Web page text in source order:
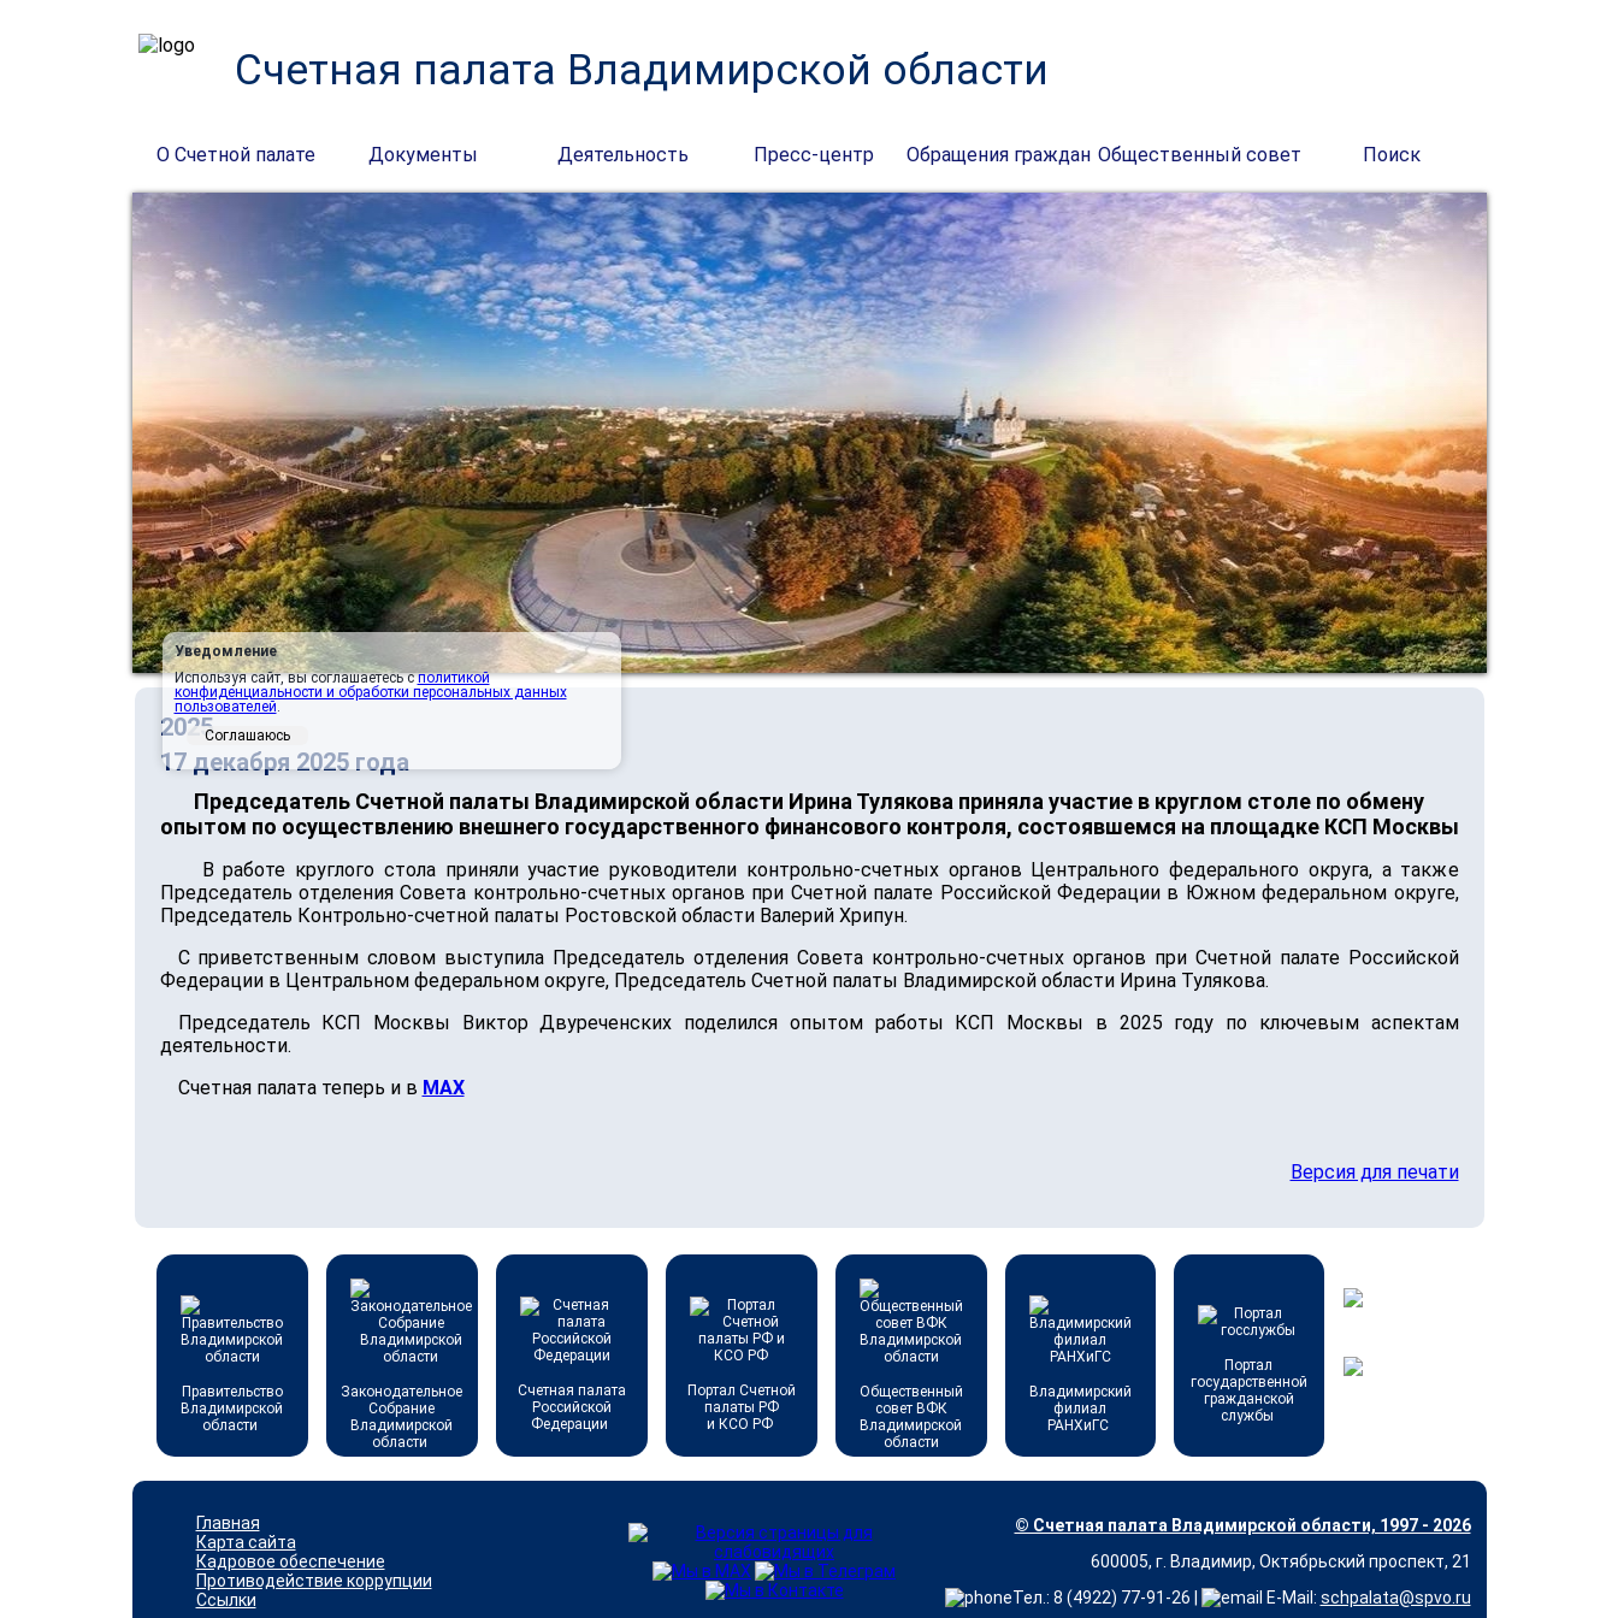
Счетная палата Владимирской области
О Счетной палате Документы Деятельность Пресс-центр Обращения граждан Общественный совет Поиск
2025
17 декабря 2025 года
Председатель Счетной палаты Владимирской области Ирина Тулякова приняла участие в круглом столе по обмену
опытом по осуществлению внешнего государственного финансового контроля, состоявшемся на площадке КСП Москвы
В работе круглого стола приняли участие руководители контрольно-счетных органов Центрального федерального округа, а также
Председатель отделения Совета контрольно-счетных органов при Счетной палате Российской Федерации в Южном федеральном округе,
Председатель Контрольно-счетной палаты Ростовской области Валерий Хрипун.
С приветственным словом выступила Председатель отделения Совета контрольно-счетных органов при Счетной палате Российской
Федерации в Центральном федеральном округе, Председатель Счетной палаты Владимирской области Ирина Тулякова.
Председатель КСП Москвы Виктор Двуреченских поделился опытом работы КСП Москвы в 2025 году по ключевым аспектам
деятельности.
Счетная палата теперь и в МАХ
Версия для печати
Правительство
Владимирской
области
Законодательное
Собрание
Владимирской
области
Счетная палата
Российской
Федерации
Портал Счетной
палаты РФ
и КСО РФ
Общественный
совет ВФК
Владимирской
области
Владимирский
филиал
РАНХиГС
Портал
государственной
гражданской
службы
Главная
Карта сайта
Кадровое обеспечение
Противодействие коррупции
Ссылки
© Счетная палата Владимирской области, 1997 - 2026
600005, г. Владимир, Октябрьский проспект, 21
Тел.: 8 (4922) 77-91-26 |
E-Mail: schpalata@spvo.ru
Уведомление
Используя сайт, вы соглашаетесь сполитикой
конфиденциальности и обработки персональных данных
пользователей.
Соглашаюсь